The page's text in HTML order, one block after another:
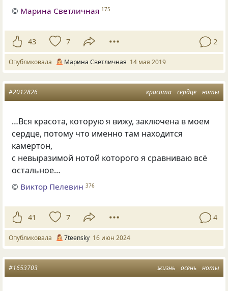
© Марина Светличная 175
43 7 2
Опубликовала Марина Светличная 14 мая 2019
красота сердце ноты
#2012826
…Вся красота, которую я вижу, заключена в моем
сердце, потому что именно там находится
камертон,
с невыразимой нотой которого я сравниваю всё
остальное…
© Виктор Пелевин 376
41 7 4
Опубликовала 7teensky 16 июн 2024
жизнь осень ноты
#1653703